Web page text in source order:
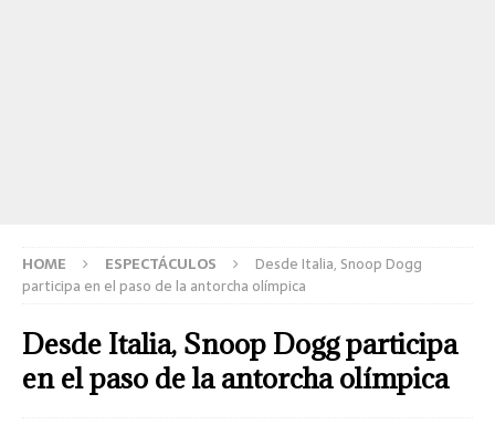
HOME ESPECTÁCULOS
Desde Italia, Snoop Dogg
participa en el paso de la antorcha olímpica
Desde Italia, Snoop Dogg participa
en el paso de la antorcha olímpica